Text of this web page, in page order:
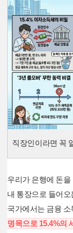
직장인이라면 꼭
우리가 은행에 돈을
내 통장으로 들어
국가에서는 금융
명목으로 15.4%의